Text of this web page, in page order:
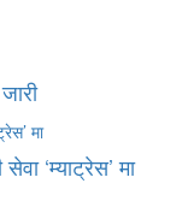
‘म्याट्रेस’ मा